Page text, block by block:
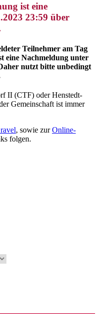
ist eine
23:59 über
Teilnehmer am Tag
eine Nachmeldung unter
nutzt bitte unbedingt
II (CTF) oder Henstedt-
Gemeinschaft ist immer
, sowie zurOnline-
folgen.